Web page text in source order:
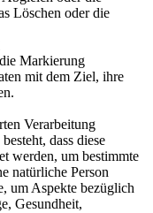
Löschen oder die
Markierung
mit dem Ziel, ihre
Verarbeitung
dass diese
werden, um bestimmte
natürliche Person
um Aspekte bezüglich
Gesundheit,